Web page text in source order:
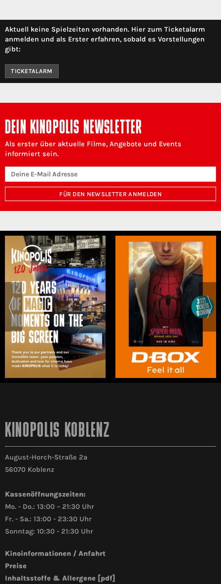
Aktuell keine Spielzeiten vorhanden. Hier zum Ticketalarm
anmelden und als Erster erfahren, sobald es Vorstellungen
gibt:
TICKETALARM
DEIN KINOPOLIS NEWSLETTER
Als erster über aktuelle Filme, Angebote und Events
informiert sein.
FÜR DEN NEWSLETTER ANMELDEN
KINOPOLIS KOBLENZ
August-Horch-Straße 2a
56070 Koblenz
Kassenöffnungszeiten:
Mo. - Do.: 13:00 – 21:30 Uhr
Fr. - Sa.: 13:00 - 23:30 Uhr
Sonntag: 10:30 - 21:30 Uhr
Kinoinformationen / Anfahrt
Preise
Inhaltsstoffe & Allergene [pdf]